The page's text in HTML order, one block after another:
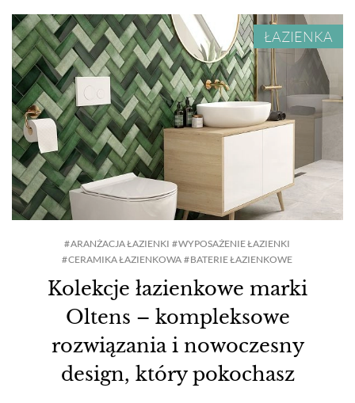
ŁAZIENKA
Kolekcje łazienkowe marki
Oltens – kompleksowe
rozwiązania i nowoczesny
design, który pokochasz
ARANŻACJA ŁAZIENKI
WYPOSAŻENIE ŁAZIENKI
CERAMIKA ŁAZIENKOWA
BATERIE ŁAZIENKOWE